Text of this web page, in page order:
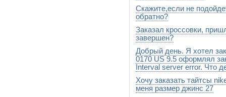
Добрый день.Напишите нам
выбрали и напишите свой
Скажите,если не
обратно?
Да,конечно можно.Без
Заказал кроссовки,
завершен?
Да, все. Вам перезвонит
Добрый день. Я хотел
0170 US 9.5 оформлял
Interval server error. Что
Попробуйте обновить
Хочу заказать тайтсы
меня размер джинс 27